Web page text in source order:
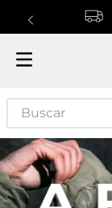
Buscar